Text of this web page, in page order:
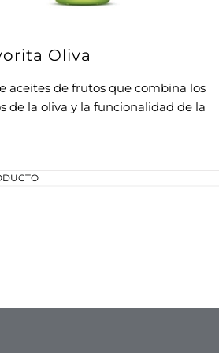
Oliva
aceites de frutos que combina los
de la oliva y la funcionalidad de la